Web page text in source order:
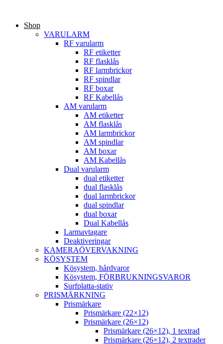
innehållShop
VARULARM
RF varularm
RF etiketter
RF flasklås
RF larmbrickor
RF spindlar
RF boxar
RF Kabellås
AM varularm
AM etiketter
AM flasklås
AM larmbrickor
AM spindlar
AM boxar
AM Kabellås
Dual varularm
dual etiketter
dual flasklås
dual larmbrickor
dual spindlar
dual boxar
Dual Kabellås
Larmavtagare
Deaktiveringar
KAMERAÖVERVAKNING
KÖSYSTEM
Kösystem, hårdvaror
Kösystem, FÖRBRUKNINGSVAROR
Surfplatta-stativ
PRISMÄRKNING
Prismärkare
Prismärkare (22×12)
Prismärkare (26×12)
Prismärkare (26×12), 1 textrad
Prismärkare (26×12), 2 textrader